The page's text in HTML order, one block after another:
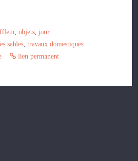
,objets,jour
sables,travaux domestiques
lien permanent